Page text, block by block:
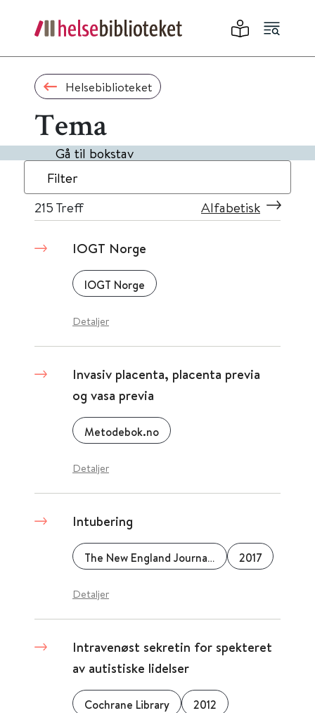
Helsebiblioteket
Tema
Gå til bokstav
Filter
215 Treff Alfabetisk
IOGT Norge
IOGT Norge
Detaljer
Invasiv placenta, placenta previa
og vasa previa
Metodebok.no
Detaljer
Intubering
The New England Journal of Medicine 2017
Detaljer
Intravenøst sekretin for spekteret
av autistiske lidelser
Cochrane Library 2012